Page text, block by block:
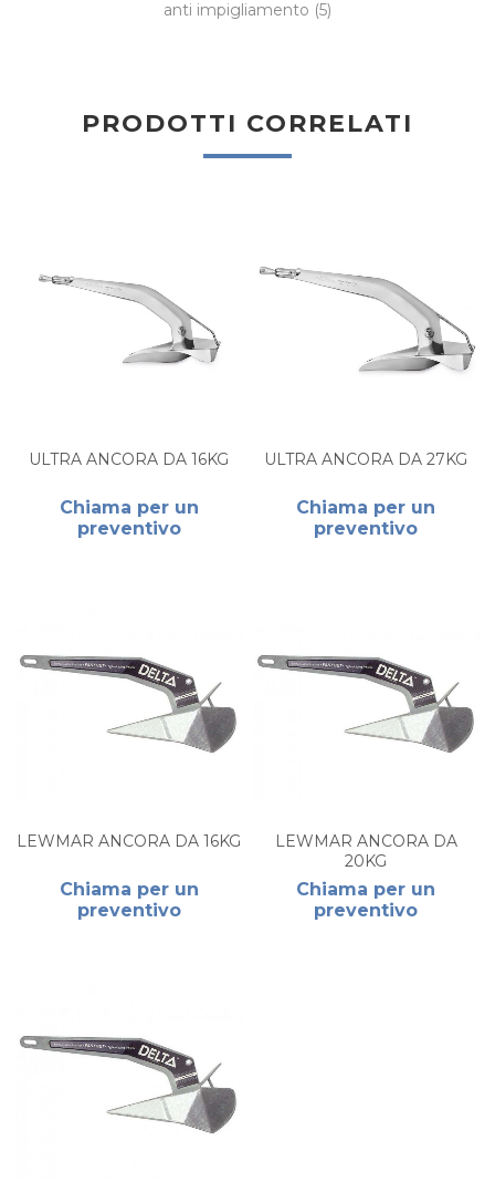
anti impigliamento (5)
PRODOTTI CORRELATI
ULTRA ANCORA DA 16KG
Chiama per un
preventivo
ULTRA ANCORA DA 27KG
Chiama per un
preventivo
LEWMAR ANCORA DA 16KG
Chiama per un
preventivo
LEWMAR ANCORA DA
20KG
Chiama per un
preventivo